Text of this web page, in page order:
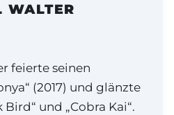
WALTER
feierte seinen
(2017) und glänzte
und „Cobra Kai“.